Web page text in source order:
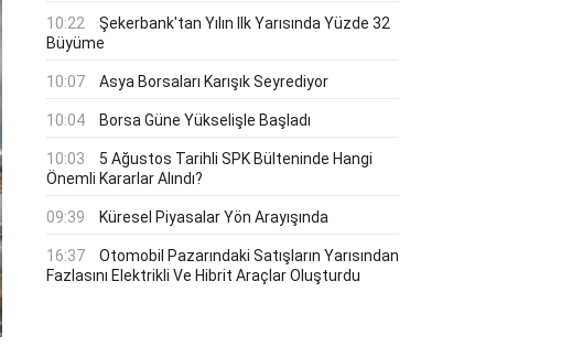
10:22
Şekerbank'tan Yılın Ilk Yarısında Yüzde 32
Büyüme
10:07 Asya Borsaları Karışık Seyrediyor
10:04 Borsa Güne Yükselişle Başladı
10:03
5 Ağustos Tarihli SPK Bülteninde Hangi
Önemli Kararlar Alındı?
09:39 Küresel Piyasalar Yön Arayışında
16:37
Otomobil Pazarındaki Satışların Yarısından
Fazlasını Elektrikli Ve Hibrit Araçlar Oluşturdu